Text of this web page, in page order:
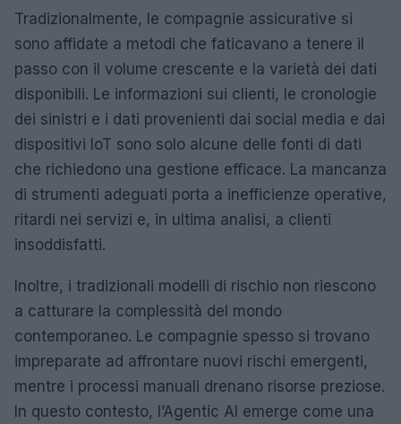
Tradizionalmente, le compagnie assicurative si
sono affidate a metodi che faticavano a tenere il
passo con il volume crescente e la varietà dei dati
disponibili. Le informazioni sui clienti, le cronologie
dei sinistri e i dati provenienti dai social media e dai
dispositivi IoT sono solo alcune delle fonti di dati
che richiedono una gestione efficace. La mancanza
di strumenti adeguati porta a inefficienze operative,
ritardi nei servizi e, in ultima analisi, a clienti
insoddisfatti.
Inoltre, i tradizionali modelli di rischio non riescono
a catturare la complessità del mondo
contemporaneo. Le compagnie spesso si trovano
impreparate ad affrontare nuovi rischi emergenti,
mentre i processi manuali drenano risorse preziose.
In questo contesto, l’Agentic AI emerge come una